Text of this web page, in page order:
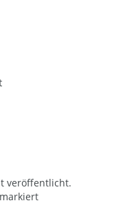
veröffentlicht.
markiert